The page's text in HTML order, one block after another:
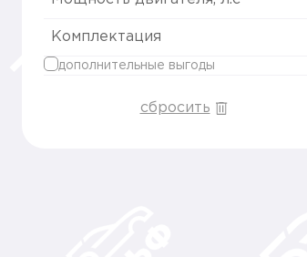
Комплектация
дополнительные выгоды
сбросить